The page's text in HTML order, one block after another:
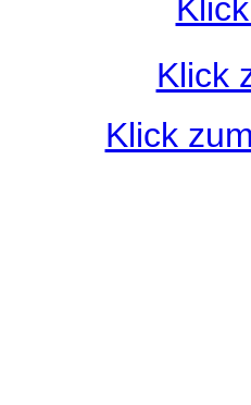
Klick
Klick